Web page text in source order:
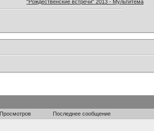
"Рождественские встречи" 2013 - Мультитема
Просмотров Последнее сообщение